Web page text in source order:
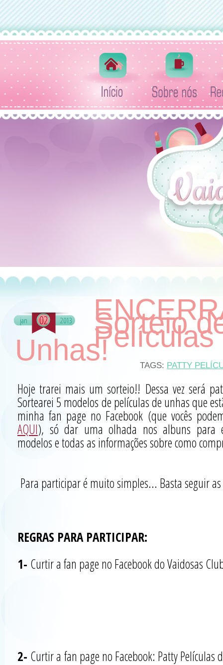
jan 02 2013 Sorteio
Películas
Unhas! TAGS: PATTY
Hoje trarei mais um sorteio!! Dessa vez será
Sortearei 5 modelos de películas de unhas que
minha fan page no Facebook (que vocês
AQUI), só dar uma olhada nos albuns para
modelos e todas as informações sobre como
Para participar é muito simples... Basta seguir
REGRAS PARA PARTICIPAR:
1- Curtir a fan page no Facebook do Vaidosas
2- Curtir a fan page no Facebook: Patty Películas